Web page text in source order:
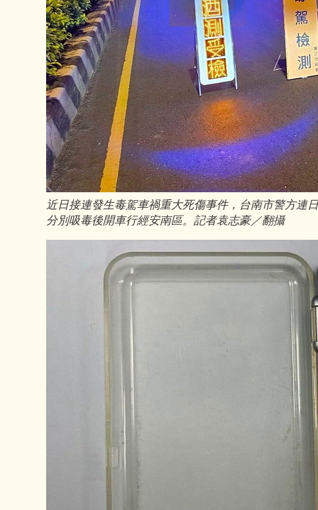
近日接連發生毒駕車禍重大死傷事件，台南市警方連
分別吸毒後開車行經安南區。記者袁志豪／翻攝